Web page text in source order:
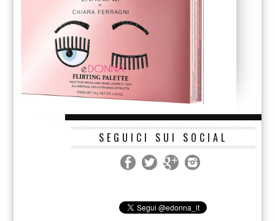
SEGUICI SUI SOCIAL